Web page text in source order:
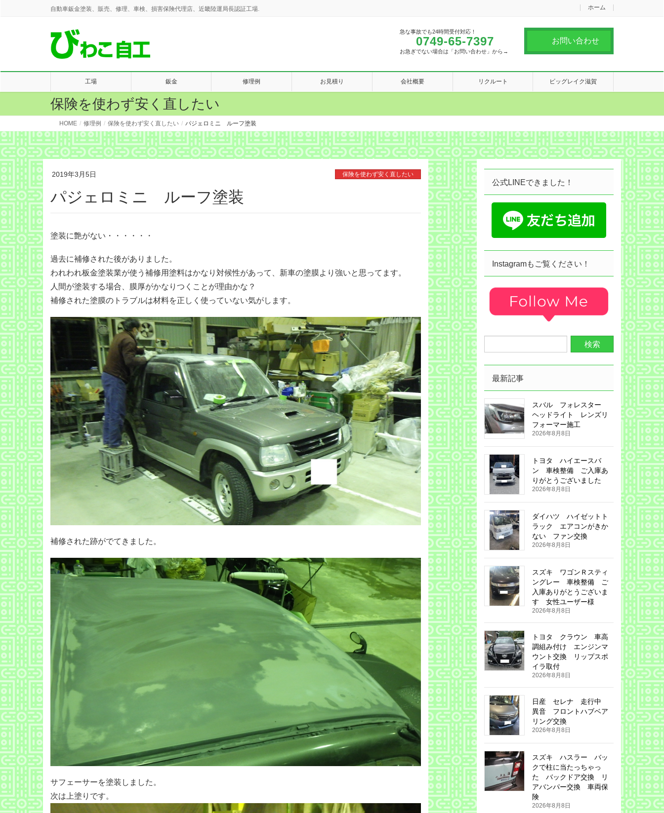
自動車鈑金塗装、販売、修理、車検、損害保険代理店、近畿陸運局長認証工場. ホーム
急な事故でも24時間受付対応！
0749-65-7397
お急ぎでない場合は「お問い合わせ」から→
お問い合わせ
工場 鈑金 修理例 お見積り 会社概要 リクルート ビッグレイク滋賀
保険を使わず安く直したい
HOME 修理例 保険を使わず安く直したい パジェロミニ ルーフ塗装
2019年3月5日 保険を使わず安く直したい
パジェロミニ ルーフ塗装
塗装に艶がない・・・・・・
過去に補修された後がありました。
われわれ板金塗装業が使う補修用塗料はかなり対候性があって、新車の塗膜より強いと思ってます。
人間が塗装する場合、膜厚がかなりつくことが理由かな？
補修された塗膜のトラブルは材料を正しく使っていない気がします。
補修された跡がでてきました。
サフェーサーを塗装しました。
次は上塗りです。
公式LINEできました！
Instagramもご覧ください！
最新記事
スバル フォレスター
ヘッドライト レンズリ
フォーマー施工
2026年8月8日
トヨタ ハイエースバ
ン 車検整備 ご入庫あ
りがとうございました
2026年8月8日
ダイハツ ハイゼットト
ラック エアコンがきか
ない ファン交換
2026年8月8日
スズキ ワゴンＲスティ
ングレー 車検整備 ご
入庫ありがとうございま
す 女性ユーザー様
2026年8月8日
トヨタ クラウン 車高
調組み付け エンジンマ
ウント交換 リップスポ
イラ取付
2026年8月8日
日産 セレナ 走行中
異音 フロントハブベア
リング交換
2026年8月8日
スズキ ハスラー バッ
クで柱に当たっちゃっ
た バックドア交換 リ
アバンパー交換 車両保
険
2026年8月8日